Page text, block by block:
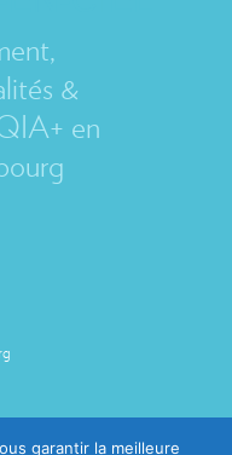
&
en
garantir la meilleure